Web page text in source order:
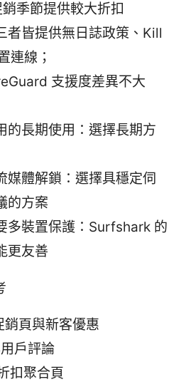
季節提供較大折扣
者皆提供無日誌政策、Kill
連線；
支援度差異不大
的長期使用：選擇長期方
媒體解鎖：選擇具穩定伺
的方案
多裝置保護：Surfshark 的
更友善
頁與新客優惠
戶評論
扣聚合頁